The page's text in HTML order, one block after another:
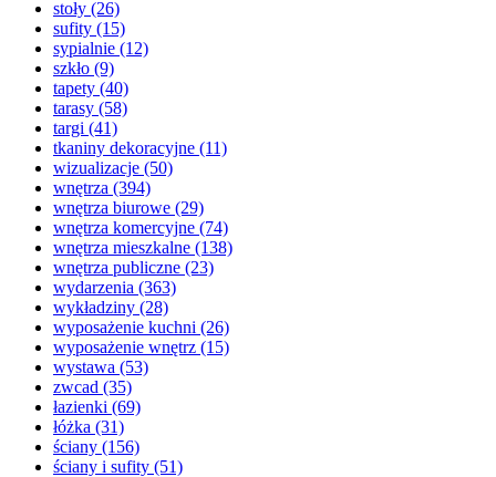
stoły (26)
sufity (15)
sypialnie (12)
szkło (9)
tapety (40)
tarasy (58)
targi (41)
tkaniny dekoracyjne (11)
wizualizacje (50)
wnętrza (394)
wnętrza biurowe (29)
wnętrza komercyjne (74)
wnętrza mieszkalne (138)
wnętrza publiczne (23)
wydarzenia (363)
wykładziny (28)
wyposażenie kuchni (26)
wyposażenie wnętrz (15)
wystawa (53)
zwcad (35)
łazienki (69)
łóżka (31)
ściany (156)
ściany i sufity (51)